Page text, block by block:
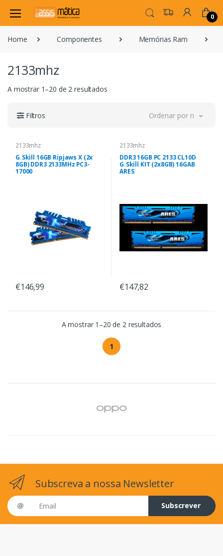
0
Home Componentes Memórias Ram
2133mhz
A mostrar 1–20 de 2 resultados
Filtros Ordenar por novidade
2133mhz
G.Skill 16GB Ripjaws X (2x
8GB) DDR3 2133MHz PC3-
17000
€146,99
2133mhz
DDR3 16GB PC 2133 CL10D
G.Skill KIT (2x8GB) 16GAB
ARES
€147,82
A mostrar 1–20 de 2 resultados
1
Subscreva a nossa Newsletter
Email address
Subscrever